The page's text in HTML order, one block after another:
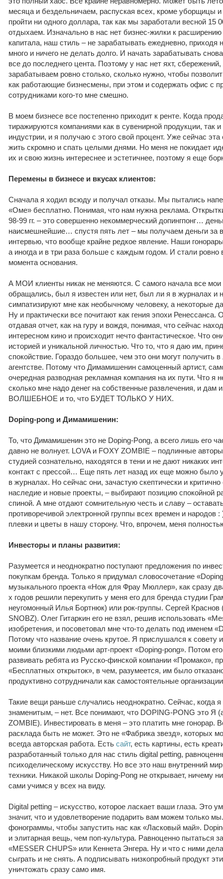
месяца и бездельничаем, распуская всех, кроме уборщицы
пройти ни одного доллара, так как мы заработали весной 15
отдыхаем. Изначально в нас нет бизнес-жилки к
капитала, наш стиль – не зарабатывать ежедневно, приходя
много и ничего не делать долго. И начать зарабатывать
все до последнего цента. Поэтому у нас нет яхт,
зарабатываем ровно столько, сколько нужно, чтобы
как работающие бизнесмены, при этом и содержать офис с
сотрудниками кого-то мне смешно.
В моем бизнесе все постепенно приходит к ренте. Когда
тиражируются компаниями как в сувенирной продукции, так
индустрии, и я получаю с этого свой процент. Уже сейчас
жить скромно и спать целыми днями. Но меня не покидает
их и свою жизнь интереснее и эстетичнее, поэтому я еще
Перемены в бизнесе и вкусах клиентов:
Сначала я ходил всюду и получал отказы. Мы пытались
«Оме» бесплатно. Понимая, что нам нужна реклама.
98-99 гг. – это совершенно некоммерческий допингпонг…
наисмешнейшие… спустя пять лет – мы получаем деньги за
интервью, что вообще крайне редкое явление. Наши
а иногда и в три раза больше с каждым годом. И стали ровно
момента основания.
А МОИ клиенты никак не меняются. С самого начала все мои
обращались, был я известен или нет, был ли я в журналах и
симпатизируют мне как необычному человеку, а некоторые
Ну и практически все почитают как гения эпохи Ренессанса.
отдавая отчет, как на гуру и вождя, понимая, что сейчас
интересном кино и происходит нечто фантастическое. Что
историей и уникальной личностью. Что то, что я даю им,
спокойствие. Гораздо большее, чем это они могут получить
агентстве. Потому что Димамишенин самоценный артист,
очередная разводная рекламная компания на их пути. Что я
сколько мне надо денег на собственные развлечения, и дам
ВОЛШЕБНОЕ и то, что БУДЕТ ТОЛЬКО У НИХ.
Doping-pong и Димамишенин:
То, что Димамишенин это не Doping-Pong, а всего лишь его
давно не волнует. LOVA и FOXY ZOMBIE – подлинные
студией сознательно, находятся в тени и не дают никаких
контакт с прессой… Еще пять лет назад их еще можно было
в журналах. Но сейчас они, зачастую скептически и
наследие и новые проекты, – выбирают позицию спокойной
спиной. А мне отдают сомнительную честь и славу –
противоречивой электронной группы всех времен и народов
плевки и цветы в нашу сторону. Что, впрочем, меня
Инвесторы и планы развития:
Разумеется и неоднократно поступают предложения по
покупкам бренда. Только я придумал словосочетание
музыкального проекта «Нож для Фрау Мюллер», как сразу
х годов решили перекупить у меня его для бренда студии
неугомонный Илья Бортнюк) или рок-группы. Сергей Краснов
SNOBZ). Олег Гитаркин его не взял, решив использовать
изобретения, и посоветовал мне что-то делать под именем
Потому что название очень крутое. Я прислушался к совету
моими близкими людьми арт-проект «Doping-pong». Потом
развивать ребята из Русско-финской компании «Промако»,
«Бесплатных открыток», в чем, разумеется, им было
продуктивно сотрудничали как самостоятельные
Такие вещи раньше случались неоднократно. Сейчас, когда
знаменитым, – нет. Все понимают, что DOPING-PONG это Я
ZOMBIE). Инвестировать в меня – это платить мне гонорар.
расклада быть не может. Это не «Фабрика звезд», которых
всегда авторская работа. Есть сайт, есть картины, есть
разработанный только для нас стиль digital petting,
психоделическому искусству. Но все это наш внутренний
техники. Никакой школы Doping-Pong не открывает, ничему
сами учимся у всех на виду.
Digital petting – искусство, которое ласкает ваши глаза. Это
значит, что и удовлетворение подарить вам можем только
фонограммы, чтобы запустить нас как «Ласковый май».
и элитарная вещь, чем поп-культура. Равноценно пытаться
«MESSER CHUPS» или Кеннета Энгера. Ну и что с ними
сыграть и не снять. А подписывать низкопробный продукт
уничтожать сразу само имя.